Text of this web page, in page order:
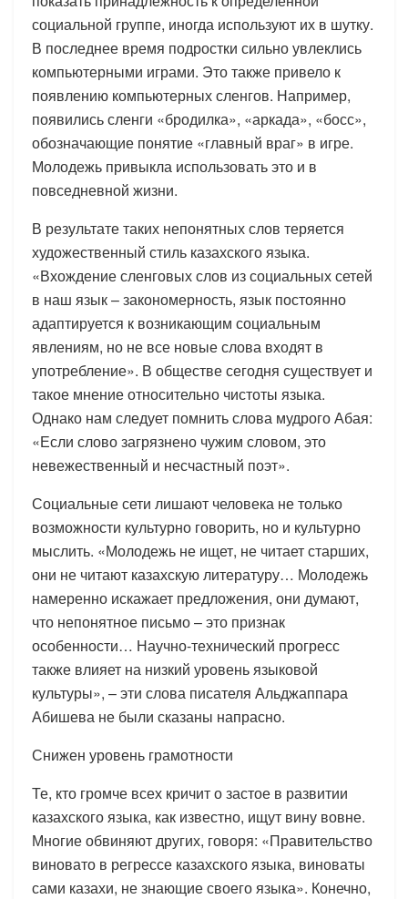
социальной группе, иногда используют их в шутку.
В последнее время подростки сильно увлеклись
компьютерными играми. Это также привело к
появлению компьютерных сленгов. Например,
появились сленги «бродилка», «аркада», «босс»,
обозначающие понятие «главный враг» в игре.
Молодежь привыкла использовать это и в
повседневной жизни.
В результате таких непонятных слов теряется
художественный стиль казахского языка.
«Вхождение сленговых слов из социальных сетей
в наш язык – закономерность, язык постоянно
адаптируется к возникающим социальным
явлениям, но не все новые слова входят в
употребление». В обществе сегодня существует и
такое мнение относительно чистоты языка.
Однако нам следует помнить слова мудрого Абая:
«Если слово загрязнено чужим словом, это
невежественный и несчастный поэт».
Социальные сети лишают человека не только
возможности культурно говорить, но и культурно
мыслить. «Молодежь не ищет, не читает старших,
они не читают казахскую литературу… Молодежь
намеренно искажает предложения, они думают,
что непонятное письмо – это признак
особенности… Научно-технический прогресс
также влияет на низкий уровень языковой
культуры», – эти слова писателя Альджаппара
Абишева не были сказаны напрасно.
Снижен уровень грамотности
Те, кто громче всех кричит о застое в развитии
казахского языка, как известно, ищут вину вовне.
Многие обвиняют других, говоря: «Правительство
виновато в регрессе казахского языка, виноваты
сами казахи, не знающие своего языка». Конечно,